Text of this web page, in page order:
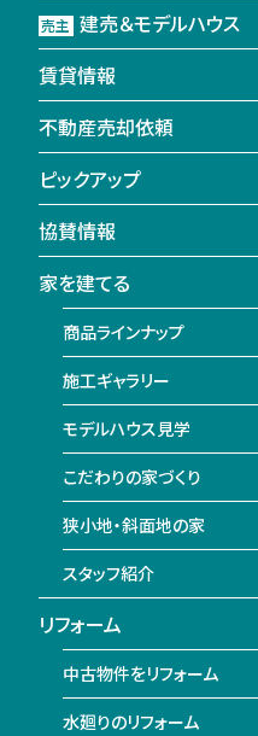
売主 建売＆モデルハウス
賃貸情報
不動産売却依頼
ピックアップ
協賛情報
家を建てる
商品ラインナップ
施工ギャラリー
モデルハウス見学
こだわりの家づくり
狭小地・斜面地の家
スタッフ紹介
リフォーム
中古物件をリフォーム
水廻りのリフォーム